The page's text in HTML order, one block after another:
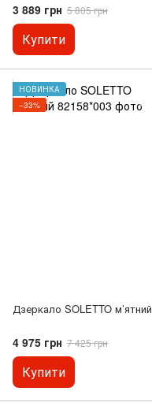
3 889 грн 5 805 грн
Купити
НОВИНКА
−33%
Дзеркало SOLETTO м’ятний
4 975 грн 7 425 грн
Купити